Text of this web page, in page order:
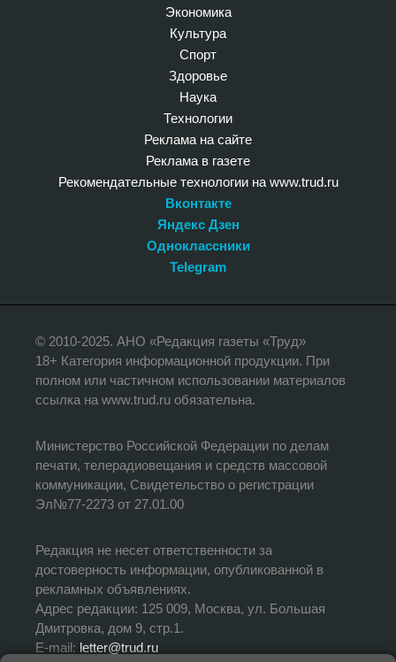
Экономика
Культура
Спорт
Здоровье
Наука
Технологии
Реклама на сайте
Реклама в газете
Рекомендательные технологии на www.trud.ru
Вконтакте
Яндекс Дзен
Одноклассники
Telegram
© 2010-2025. АНО «Редакция газеты «Труд»
18+ Категория информационной продукции. При
полном или частичном использовании материалов
ссылка на www.trud.ru обязательна.
Министерство Российской Федерации по делам
печати, телерадиовещания и средств массовой
коммуникации, Свидетельство о регистрации
Эл№77-2273 от 27.01.00
Редакция не несет ответственности за
достоверность информации, опубликованной в
рекламных объявлениях.
Адрес редакции: 125 009, Москва, ул. Большая
Дмитровка, дом 9, стр.1.
E-mail: letter@trud.ru